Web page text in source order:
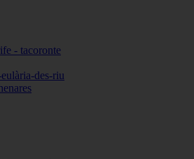
- tacoronte
des-riu